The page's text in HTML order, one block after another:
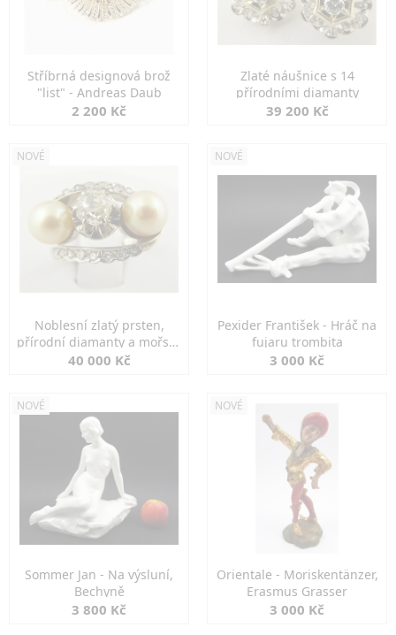
Stříbrná designová brož
"list" - Andreas Daub
2 200 Kč
Zlaté náušnice s 14
přírodními diamanty
39 200 Kč
NOVÉ
Noblesní zlatý prsten,
přírodní diamanty a mořské
perly
40 000 Kč
NOVÉ
Pexider František - Hráč na
fujaru trombita
3 000 Kč
NOVÉ
Sommer Jan - Na výsluní,
Bechyně
3 800 Kč
NOVÉ
Orientale - Moriskentänzer,
Erasmus Grasser
3 000 Kč